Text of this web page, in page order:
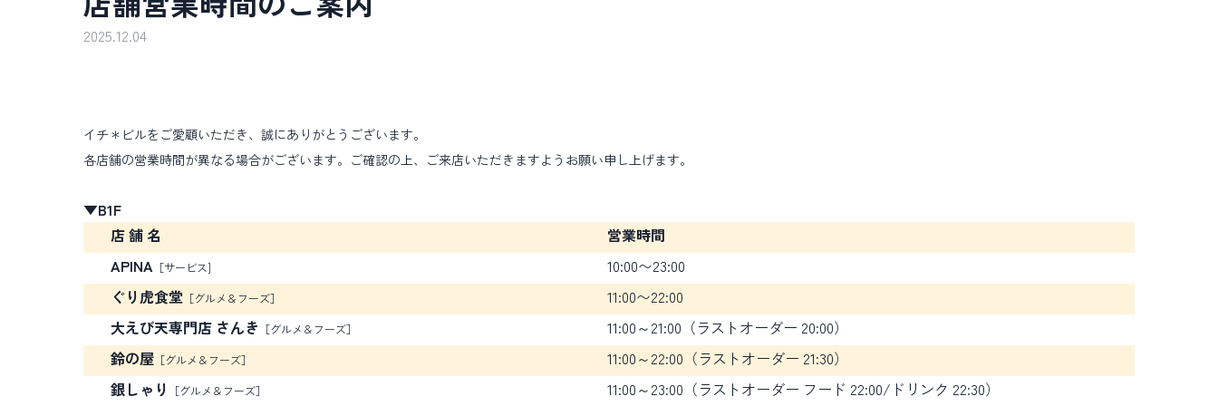
2025.12.04
イチ＊ビルをご愛顧いただき、誠にありがとうございます。
各店舗の営業時間が異なる場合がございます。ご確認の上、ご来店いただきますようお願い申し上げます。
▼B1F
店 舗 名
営業時間
APINA ［サービス]
10:00〜23:00
ぐり虎食堂 ［グルメ＆フーズ］
11:00〜22:00
大えび天専門店 さんき ［グルメ＆フーズ］
11:00～21:00（ラストオーダー 20:00）
鈴の屋 ［グルメ＆フーズ］
11:00～22:00（ラストオーダー 21:30）
銀しゃり
［グルメ＆フーズ］ 11:00～23:00（ラストオーダー フード 22:00/ドリンク 22:30）